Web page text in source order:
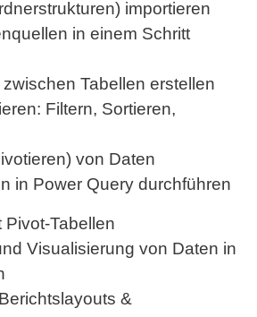
importieren
in einem Schritt
Tabellen erstellen
Filtern, Sortieren,
von Daten
in Power Query durchführen
Tabellen
Visualisierung von Daten in
&